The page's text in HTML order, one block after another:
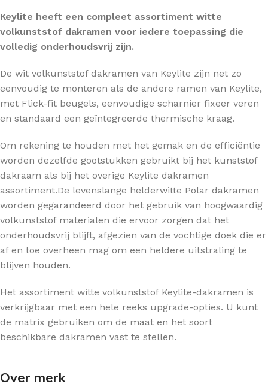
Keylite heeft een compleet assortiment witte
volkunststof dakramen voor iedere toepassing die
volledig onderhoudsvrij zijn.
De wit volkunststof dakramen van Keylite zijn net zo
eenvoudig te monteren als de andere ramen van Keylite,
met Flick-fit beugels, eenvoudige scharnier fixeer veren
en standaard een geïntegreerde thermische kraag.
Om rekening te houden met het gemak en de efficiëntie
worden dezelfde gootstukken gebruikt bij het kunststof
dakraam als bij het overige Keylite dakramen
assortiment.De levenslange helderwitte Polar dakramen
worden gegarandeerd door het gebruik van hoogwaardig
volkunststof materialen die ervoor zorgen dat het
onderhoudsvrij blijft, afgezien van de vochtige doek die er
af en toe overheen mag om een heldere uitstraling te
blijven houden.
Het assortiment witte volkunststof Keylite-dakramen is
verkrijgbaar met een hele reeks upgrade-opties. U kunt
de matrix gebruiken om de maat en het soort
beschikbare dakramen vast te stellen.
Over merk